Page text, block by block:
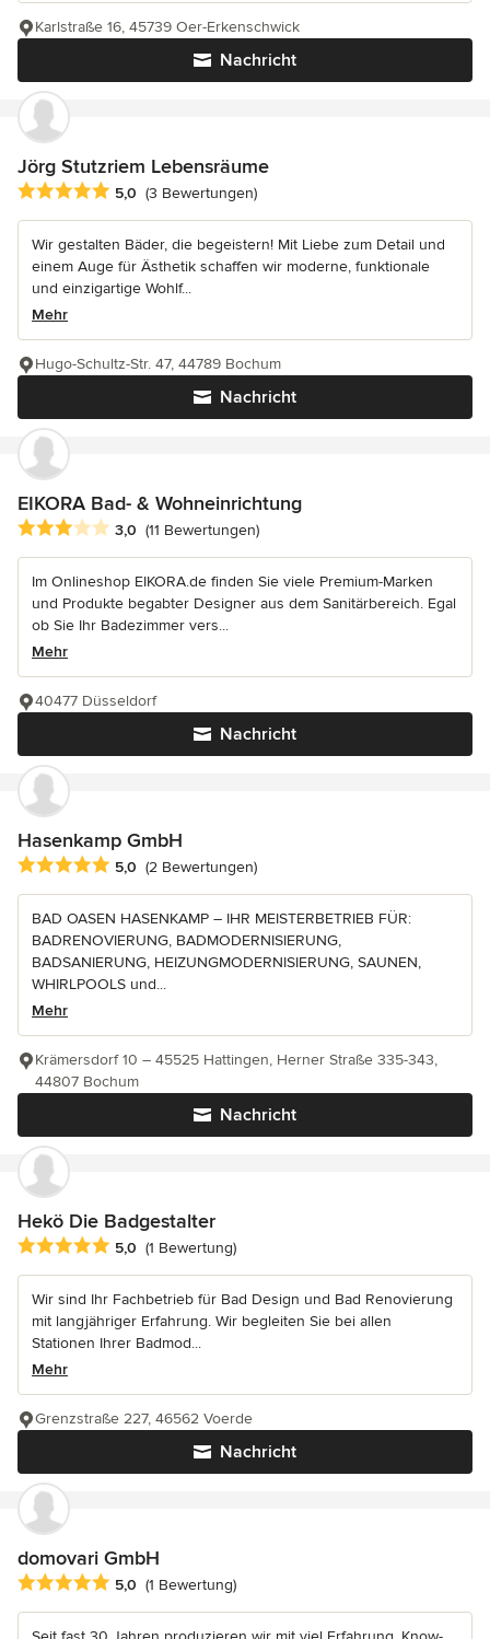
Nachricht
Karlstraße 16, 45739 Oer-Erkenschwick
Jörg Stutzriem Lebensräume
Durchschnittliche Bewertung: 5 von 5 Sternen
5,0 (3 Bewertungen)
Wir gestalten Bäder, die begeistern! Mit Liebe zum Detail und
einem Auge für Ästhetik schaffen wir moderne, funktionale
und einzigartige Wohlf...
Mehr
Nachricht
Hugo-Schultz-Str. 47, 44789 Bochum
EIKORA Bad- & Wohneinrichtung
Durchschnittliche Bewertung: 3 von 5 Sternen
3,0 (11 Bewertungen)
Im Onlineshop EIKORA.de finden Sie viele Premium-Marken
und Produkte begabter Designer aus dem Sanitärbereich. Egal
ob Sie Ihr Badezimmer vers...
Mehr
Nachricht
40477 Düsseldorf
Hasenkamp GmbH
Durchschnittliche Bewertung: 5 von 5 Sternen
5,0 (2 Bewertungen)
BAD OASEN HASENKAMP – IHR MEISTERBETRIEB FÜR:
BADRENOVIERUNG, BADMODERNISIERUNG,
BADSANIERUNG, HEIZUNGMODERNISIERUNG, SAUNEN,
WHIRLPOOLS und...
Mehr
Nachricht
Krämersdorf 10 – 45525 Hattingen, Herner Straße 335-343,
44807 Bochum
Hekö Die Badgestalter
Durchschnittliche Bewertung: 5 von 5 Sternen
5,0 (1 Bewertung)
Wir sind Ihr Fachbetrieb für Bad Design und Bad Renovierung
mit langjähriger Erfahrung. Wir begleiten Sie bei allen
Stationen Ihrer Badmod...
Mehr
Nachricht
Grenzstraße 227, 46562 Voerde
domovari GmbH
Durchschnittliche Bewertung: 5 von 5 Sternen
5,0 (1 Bewertung)